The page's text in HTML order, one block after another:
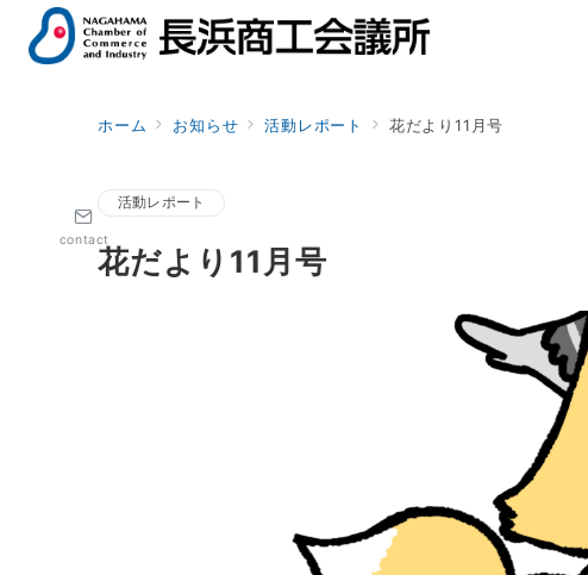
contact
ホーム お知らせ 活動レポート 花だより11月号
活動レポート
花だより11月号